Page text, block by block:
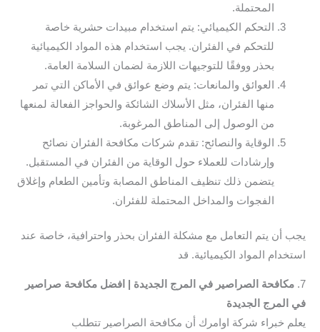
المحتملة.
التحكم الكيميائي: يتم استخدام مبيدات حشرية خاصة
للتحكم في الفئران. يجب استخدام هذه المواد الكيميائية
بحذر ووفقًا للتوجيهات اللازمة لضمان السلامة العامة.
العوائق والمانعات: يتم وضع عوائق في الأماكن التي تمر
منها الفئران، مثل الأسلاك الشائكة والحواجز الفعالة لمنعها
من الوصول إلى المناطق المرغوبة.
الوقاية والنصائح: تقدم شركات مكافحة الفئران نصائح
وإرشادات للعملاء حول الوقاية من الفئران في المستقبل.
يتضمن ذلك تنظيف المناطق المصابة وتأمين الطعام وإغلاق
الفجوات والمداخل المحتملة للفئران.
يجب أن يتم التعامل مع مشكلة الفئران بحذر واحترافية، خاصة عند
استخدام المواد الكيميائية. قد
7. مكافحة الصراصير في المرج الجديدة | افضل مكافحة صراصير
في المرج الجديدة
يعلم خبراء شركة اوامرك أن مكافحة الصراصير تتطلب